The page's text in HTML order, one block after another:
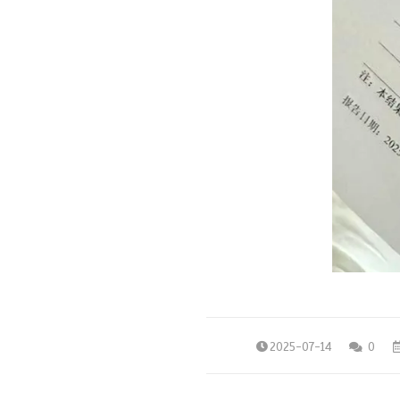
2025-07-14 0